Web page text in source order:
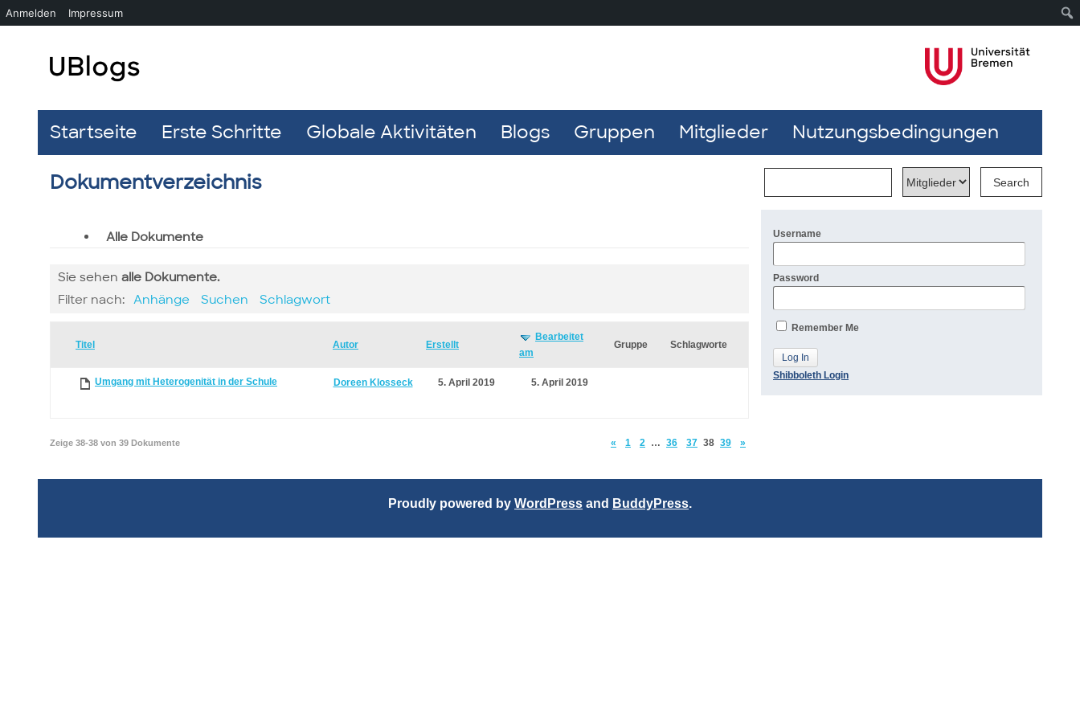
Startseite Erste Schritte Globale Aktivitäten Blogs Gruppen Mitglieder Nutzungsbedingungen
Dokumentverzeichnis
Alle Dokumente
Sie sehen alle Dokumente.
Filter nach: Anhänge Suchen Schlagwort
HasTitel Autor Erstellt
Bearbeitet
am
Gruppe Schlagworte
Umgang mit Heterogenität in der Schule Doreen Klosseck 5. April 2019 5. April 2019
Zeige 38-38 von 39 Dokumente « 1 2 … 36 37 38 39 »
Username
Password
Remember Me
Shibboleth Login
Proudly powered by WordPress and BuddyPress.
Anmelden Impressum